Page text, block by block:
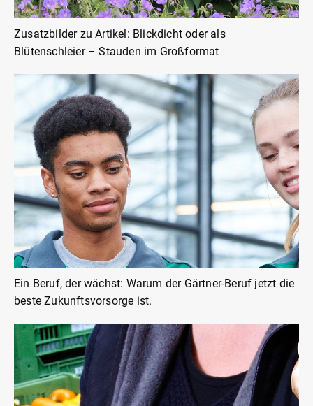
Zusatzbilder zu Artikel: Blickdicht oder als
Blütenschleier – Stauden im Großformat
Ein Beruf, der wächst: Warum der Gärtner-Beruf jetzt die
beste Zukunftsvorsorge ist.